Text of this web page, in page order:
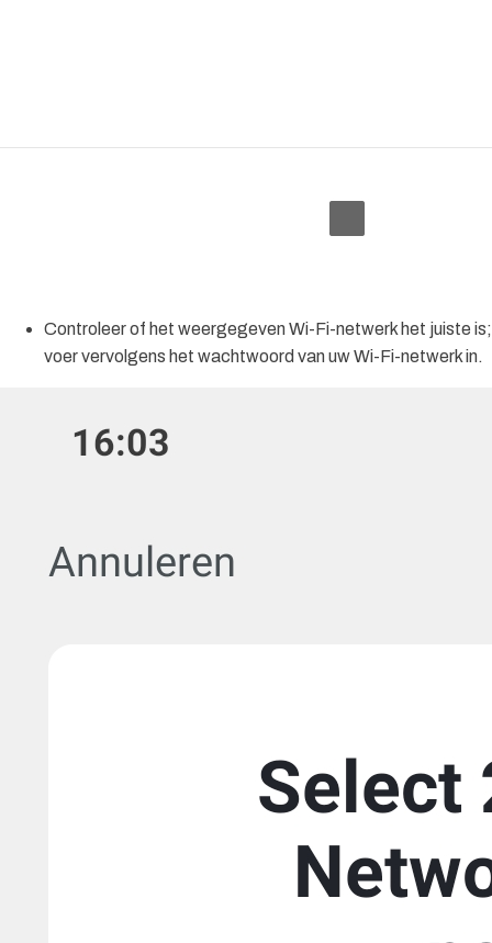
Controleer of het weergegeven Wi-Fi-netwerk het juiste is;
voer vervolgens het wachtwoord van uw Wi-Fi-netwerk in.